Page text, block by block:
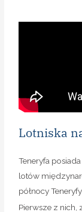
Lotniska
Teneryfa
lotów
północy
Pierwsze z nich,